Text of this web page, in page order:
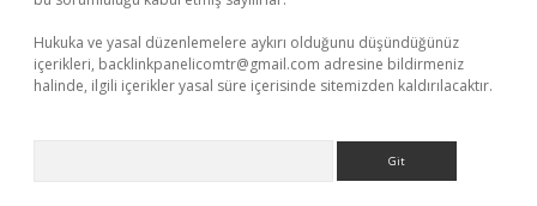
Hukuka ve yasal düzenlemelere aykırı olduğunu düşündüğünüz
içerikleri, backlinkpanelicomtr@gmail.com adresine bildirmeniz
halinde, ilgili içerikler yasal süre içerisinde sitemizden kaldırılacaktır.